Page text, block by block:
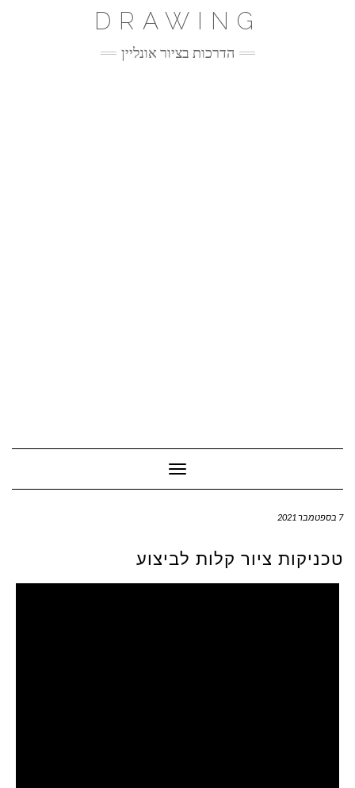
DRAWING
הדרכות בציור אונליין
Toggle Navigation
7 בספטמבר 2021
טכניקות ציור קלות לביצוע